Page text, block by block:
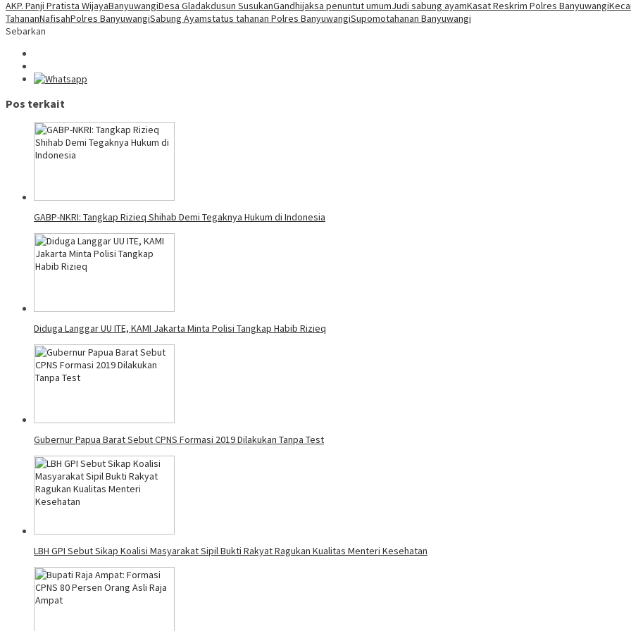
AKP. Panji Pratista WijayaBanyuwangiDesa Gladakdusun SusukanGandhijaksa penuntut umumJudi sabung ayamKasat Reskrim Polres Banyuwangi
TahananNafisahPolres BanyuwangiSabung Ayamstatus tahanan Polres BanyuwangiSupomotahanan Banyuwangi
Sebarkan
Pos terkait
GABP-NKRI: Tangkap Rizieq Shihab Demi Tegaknya Hukum di Indonesia
Diduga Langgar UU ITE, KAMI Jakarta Minta Polisi Tangkap Habib Rizieq
Gubernur Papua Barat Sebut CPNS Formasi 2019 Dilakukan Tanpa Test
LBH GPI Sebut Sikap Koalisi Masyarakat Sipil Bukti Rakyat Ragukan Kualitas Menteri Kesehatan